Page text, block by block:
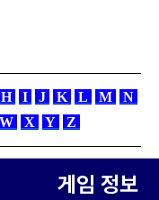
H I J K L M
N
W X Y Z
게임 정보